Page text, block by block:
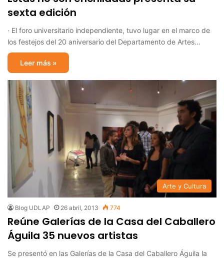
sexta edición
· El foro universitario independiente, tuvo lugar en el marco de
los festejos del 20 aniversario del Departamento de Artes…
Leer más »
Arte y Cultura
Blog UDLAP 26 abril, 2013 774
Reúne Galerías de la Casa del Caballero
Águila 35 nuevos artistas
Se presentó en las Galerías de la Casa del Caballero Águila la